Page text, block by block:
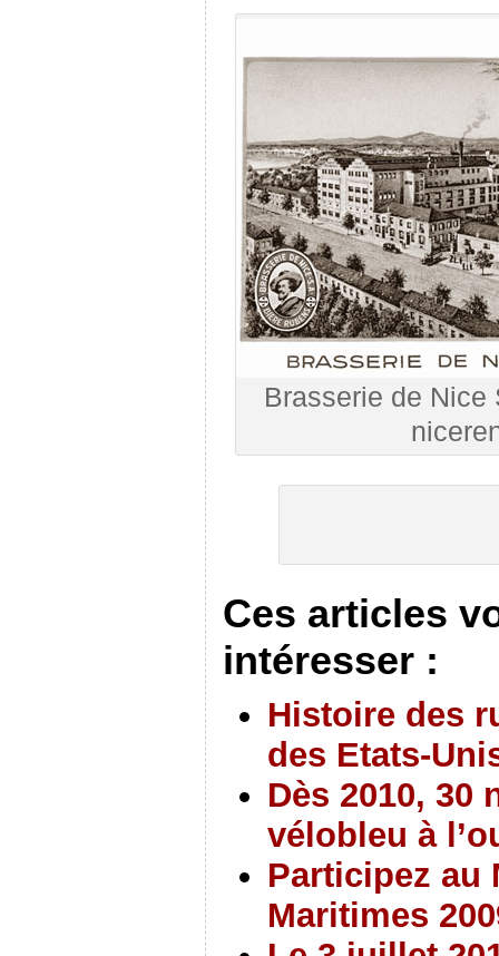
Brasserie de Nice
Ces articles
intéresser :
Histoire des
des Etats-
Dès 2010, 30
vélobleu à
Participez au
Maritimes